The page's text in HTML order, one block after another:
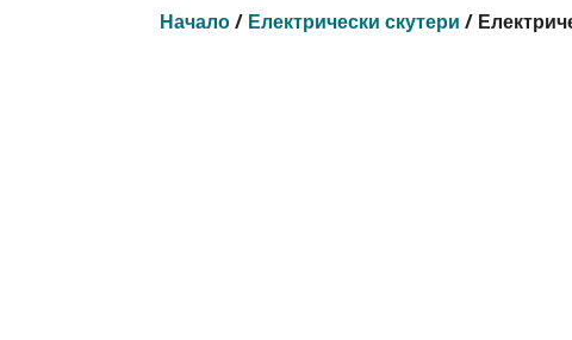
Начало/ Електрически скутери /